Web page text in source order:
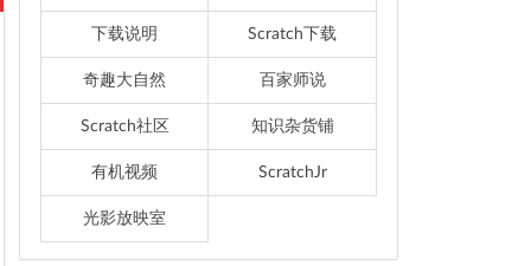
下载说明 Scratch下载
奇趣大自然 百家师说
Scratch社区 知识杂货铺
有机视频 ScratchJr
光影放映室